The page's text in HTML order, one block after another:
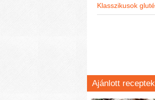
Klasszikusok
Ajánlott